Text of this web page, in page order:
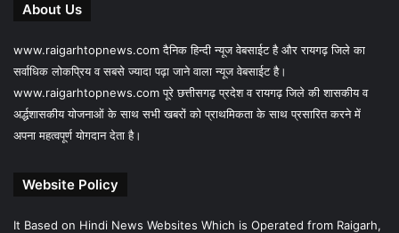
About Us
www.raigarhtopnews.com दैनिक हिन्दी न्यूज वेबसाईट है और रायगढ़ जिले का
सर्वाधिक लोकप्रिय व सबसे ज्यादा पढ़ा जाने वाला न्यूज वेबसाईट है।
www.raigarhtopnews.com पूरे छत्तीसगढ़ प्रदेश व रायगढ़ जिले की शासकीय व
अर्द्धशासकीय योजनाओं के साथ सभी खबरों को प्राथमिकता के साथ प्रसारित करने में
अपना महत्वपूर्ण योगदान देता है।
Website Policy
It Based on Hindi News Websites Which is Operated from Raigarh,